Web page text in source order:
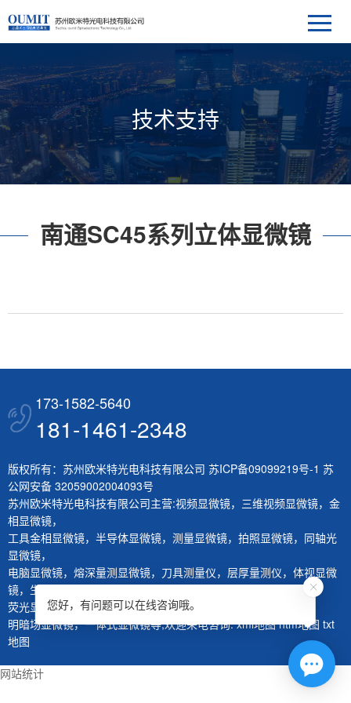
技术支持
南通SC45系列立体显微镜
173-1582-5640
181-1461-2348
版权所有：苏州欧米特光电科技有限公司 苏ICP备09099219号-1 苏
公网安备 32059002004093号
苏州欧米特光电科技有限公司主营:视频显微镜， 三维视频显微镜， 金
相显微镜，
工具金相显微镜， 半导体显微镜， 测量显微镜， 拍照显微镜， 同轴光
显微镜，
电脑显微镜， 熔深量测显微镜， 刀具测量仪， 层厚量测仪， 体视显微
镜， 生物显微镜，
荧光显微镜， 红外显微镜，微分干涉显微镜
明暗场显微镜，一体式显微镜等,欢迎来电咨询.xml地图 htm地图 txt
地图
网站统计
您好，有问题可以在线咨询哦。